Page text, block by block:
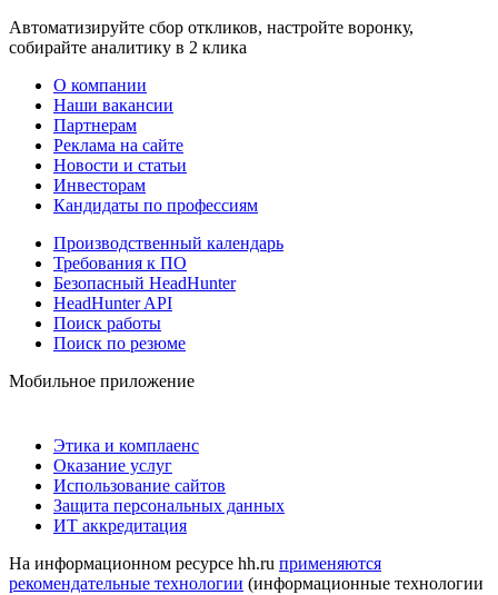
Автоматизируйте сбор откликов, настройте воронку,
собирайте аналитику в 2 клика
О компании
Наши вакансии
Партнерам
Реклама на сайте
Новости и статьи
Инвесторам
Кандидаты по профессиям
Производственный календарь
Требования к ПО
Безопасный HeadHunter
HeadHunter API
Поиск работы
Поиск по резюме
Мобильное приложение
Этика и комплаенс
Оказание услуг
Использование сайтов
Защита персональных данных
ИТ аккредитация
На информационном ресурсе hh.ru применяются
рекомендательные технологии (информационные технологии